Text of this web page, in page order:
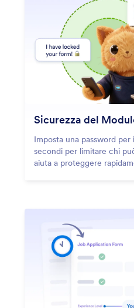
Sicurezza del
Imposta una password
secondi per limitare chi
aiuta a proteggere